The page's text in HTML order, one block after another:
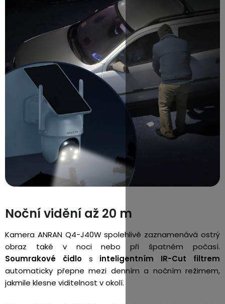
Noční vidění až 20 m
Kamera ANRAN Q4-J40W spolehlivě zaznamenává ostrý
obraz také v noci nebo při špatném počasí.
Soumrakové čidlos inteligentním IR-Cut filtrem
automaticky přepne mezi denním a nočním režimem,
jakmile klesne viditelnost v okolí.